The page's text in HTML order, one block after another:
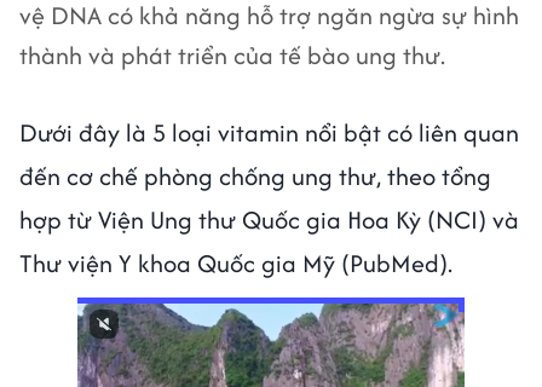
vệ DNA có khả năng hỗ trợ ngăn ngừa sự hình
thành và phát triển của tế bào ung thư.
Dưới đây là 5 loại vitamin nổi bật có liên quan
đến cơ chế phòng chống ung thư, theo tổng
hợp từ Viện Ung thư Quốc gia Hoa Kỳ (NCI) và
Thư viện Y khoa Quốc gia Mỹ (PubMed).